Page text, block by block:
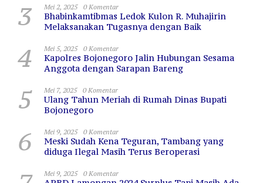
3 Mei 2, 2025 0 Komentar
Bhabinkamtibmas Ledok Kulon R. Muhajirin
Melaksanakan Tugasnya dengan Baik
4 Mei 5, 2025 0 Komentar
Kapolres Bojonegoro Jalin Hubungan Sesama
Anggota dengan Sarapan Bareng
5 Mei 7, 2025 0 Komentar
Ulang Tahun Meriah di Rumah Dinas Bupati
Bojonegoro
6 Mei 9, 2025 0 Komentar
Meski Sudah Kena Teguran, Tambang yang
diduga Ilegal Masih Terus Beroperasi
Mei 9, 2025 0 Komentar